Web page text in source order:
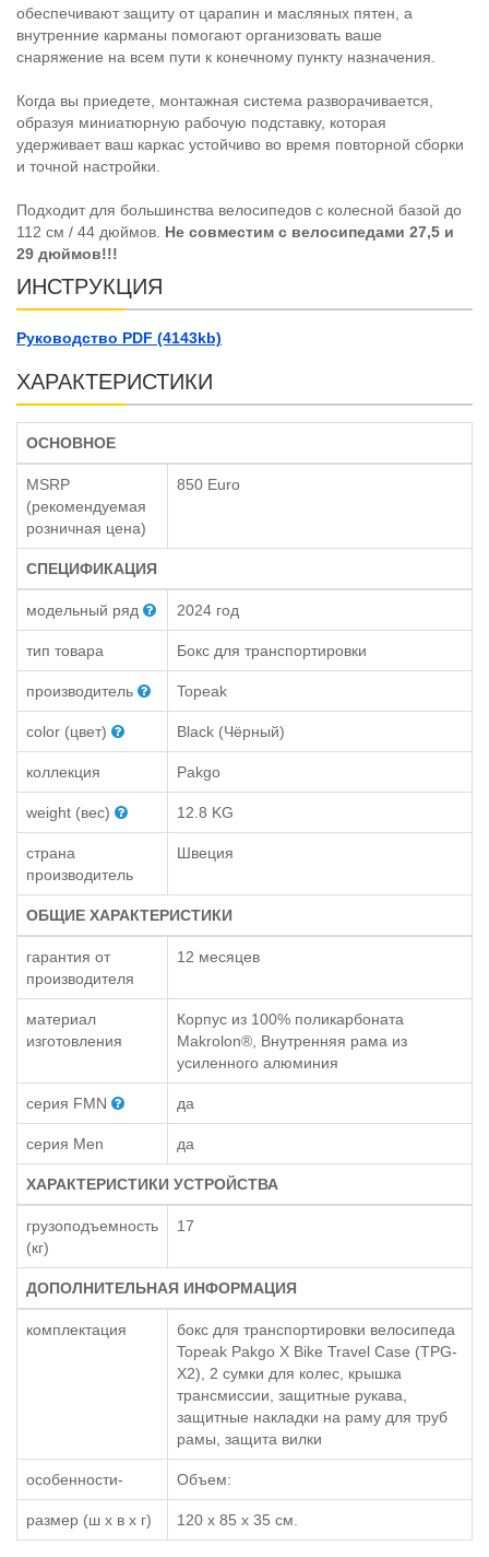
обеспечивают защиту от царапин и масляных пятен, а
внутренние карманы помогают организовать ваше
снаряжение на всем пути к конечному пункту назначения.
Когда вы приедете, монтажная система разворачивается,
образуя миниатюрную рабочую подставку, которая
удерживает ваш каркас устойчиво во время повторной сборки
и точной настройки.
Подходит для большинства велосипедов с колесной базой до
112 см / 44 дюймов. Не совместим с велосипедами 27,5 и
29 дюймов!!!
ИНСТРУКЦИЯ
Руководство PDF (4143kb)
ХАРАКТЕРИСТИКИ
ОСНОВНОЕ
MSRP
(рекомендуемая
розничная цена)
850 Euro
СПЕЦИФИКАЦИЯ
модельный ряд 2024 год
тип товара Бокс для транспортировки
производитель Topeak
color (цвет) Black (Чёрный)
коллекция Pakgo
weight (вес) 12.8 KG
страна
производитель
Швеция
ОБЩИЕ ХАРАКТЕРИСТИКИ
гарантия от
производителя
12 месяцев
материал
изготовления
Корпус из 100% поликарбоната
Makrolon®, Внутренняя рама из
усиленного алюминия
серия FMN да
серия Men да
ХАРАКТЕРИСТИКИ УСТРОЙСТВА
грузоподъемность
(кг)
17
ДОПОЛНИТЕЛЬНАЯ ИНФОРМАЦИЯ
комплектация
бокс для транспортировки велосипеда
Topeak Pakgo X Bike Travel Case (TPG-
X2), 2 сумки для колес, крышка
трансмиссии, защитные рукава,
защитные накладки на раму для труб
рамы, защита вилки
особенности- Объем:
размер (ш x в x г) 120 x 85 x 35 см.